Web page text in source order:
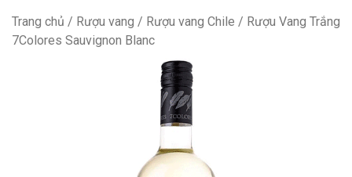
Trang chủ / Rượu vang / Rượu vang Chile / Rượu Vang Trắng
7Colores Sauvignon Blanc